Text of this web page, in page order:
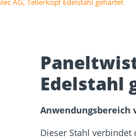
AG, Tellerkopf Edelstahl gehärtet
Edelstahl
Anwendungsbereich
Dieser Stahl verbindet